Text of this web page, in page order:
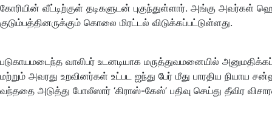
கோரியின் வீட்டிற்குள் தடிகளுடன் புகுந்துள்ளார். அங்கு அவர்கள்
குடும்பத்தினருக்கும் கொலை மிரட்டல் விடுக்கப்பட்டுள்ளது.
படுகாயமடைந்த வாலிபர் உடனடியாக மருத்துவமனையில்
மற்றும் அவரது உறவினர்கள் உட்பட ஐந்து பேர் மீது பாரதிய நியாய
வந்ததை அடுத்து போலீஸார் ‘கிராஸ்-கேஸ்’ பதிவு செய்து தீவிர